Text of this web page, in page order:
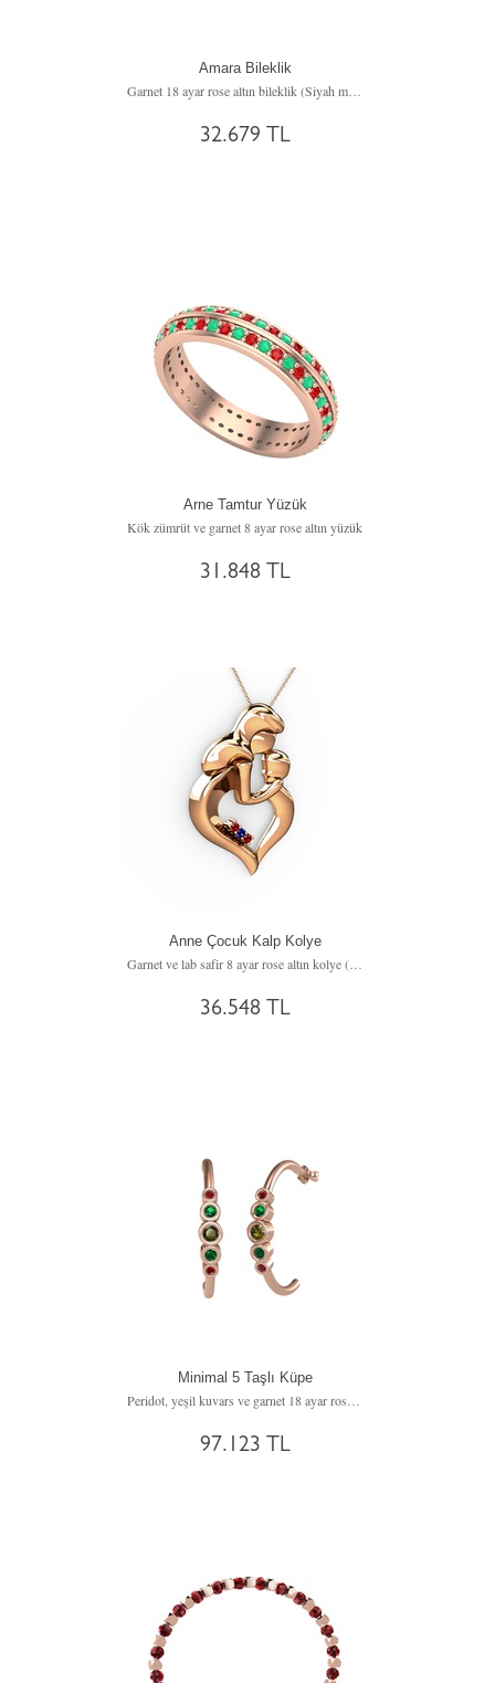
Amara Bileklik
Garnet 18 ayar rose altın bileklik (Siyah mineli)
32.679 TL
Arne Tamtur Yüzük
Kök zümrüt ve garnet 8 ayar rose altın yüzük
31.848 TL
Anne Çocuk Kalp Kolye
Garnet ve lab safir 8 ayar rose altın kolye (40 cm rose altın rolo zincir)
36.548 TL
Minimal 5 Taşlı Küpe
97.123 TL